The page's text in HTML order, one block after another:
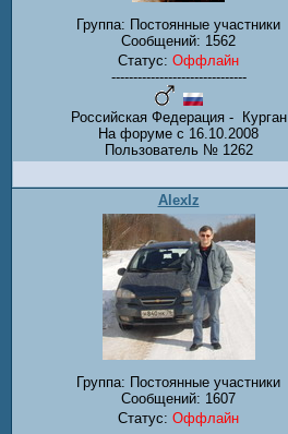
Группа: Постоянные участники
Сообщений: 1562
Статус: Оффлайн
-------------------------------
Российская Федерация - Курган
На форуме с 16.10.2008
Пользователь № 1262
AlexIz
Группа: Постоянные участники
Сообщений: 1607
Статус: Оффлайн